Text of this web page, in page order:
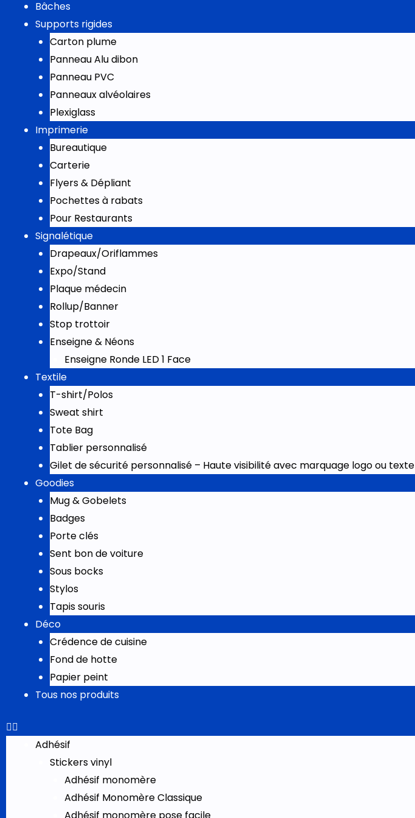
Bâches
Supports rigides
Carton plume
Panneau Alu dibon
Panneau PVC
Panneaux alvéolaires
Plexiglass
Imprimerie
Bureautique
Carterie
Flyers & Dépliant
Pochettes à rabats
Pour Restaurants
Signalétique
Drapeaux/Oriflammes
Expo/Stand
Plaque médecin
Rollup/Banner
Stop trottoir
Enseigne & Néons
Enseigne Ronde LED 1 Face
Textile
T-shirt/Polos
Sweat shirt
Tote Bag
Tablier personnalisé
Gilet de sécurité personnalisé – Haute visibilité avec marquage logo ou texte
Goodies
Mug & Gobelets
Badges
Porte clés
Sent bon de voiture
Sous bocks
Stylos
Tapis souris
Déco
Crédence de cuisine
Fond de hotte
Papier peint
Tous nos produits
Adhésif
Stickers vinyl
Adhésif monomère
Adhésif Monomère Classique